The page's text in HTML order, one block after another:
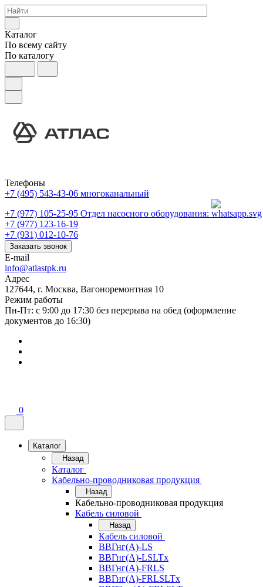
Каталог
По всему сайту
По каталогу
Телефоны
+7 (495) 543-43-06 многоканальный
+7 (977) 105-25-95 Отдел насосного оборудования:
+7 (977) 123-16-19
+7 (931) 012-10-76
Заказать звонок
E-mail
info@atlastpk.ru
Адрес
127644, г. Москва, Вагоноремонтная 10
Режим работы
Пн-Пт: с 9:00 до 17:30 без перерыва на обед (оформление
документов до 16:30)
0
Каталог
Назад
Каталог
Кабельно-проводниковая продукция
Назад
Кабельно-проводниковая продукция
Кабель силовой
Назад
Кабель силовой
ВВГнг(А)-LS
ВВГнг(А)-LSLTx
ВВГнг(А)-FRLS
ВВГнг(А)-FRLSLTx